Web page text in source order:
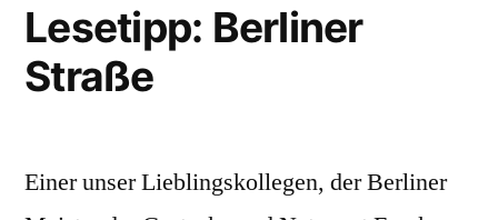
Lesetipp: Berliner
Straße
Einer unser Lieblingskollegen, der Berliner